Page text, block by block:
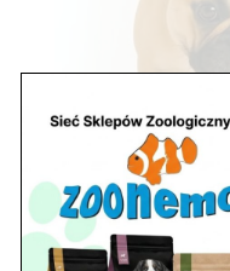
Zobacz również